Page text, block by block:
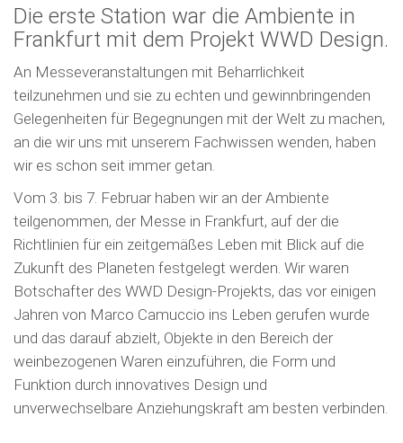
Die erste Station war die Ambiente in
Frankfurt mit dem Projekt WWD Design.
An Messeveranstaltungen mit Beharrlichkeit
teilzunehmen und sie zu echten und gewinnbringenden
Gelegenheiten für Begegnungen mit der Welt zu machen,
an die wir uns mit unserem Fachwissen wenden, haben
wir es schon seit immer getan.
Vom 3. bis 7. Februar haben wir an der Ambiente
teilgenommen, der Messe in Frankfurt, auf der die
Richtlinien für ein zeitgemäßes Leben mit Blick auf die
Zukunft des Planeten festgelegt werden. Wir waren
Botschafter des WWD Design-Projekts, das vor einigen
Jahren von Marco Camuccio ins Leben gerufen wurde
und das darauf abzielt, Objekte in den Bereich der
weinbezogenen Waren einzuführen, die Form und
Funktion durch innovatives Design und
unverwechselbare Anziehungskraft am besten verbinden.